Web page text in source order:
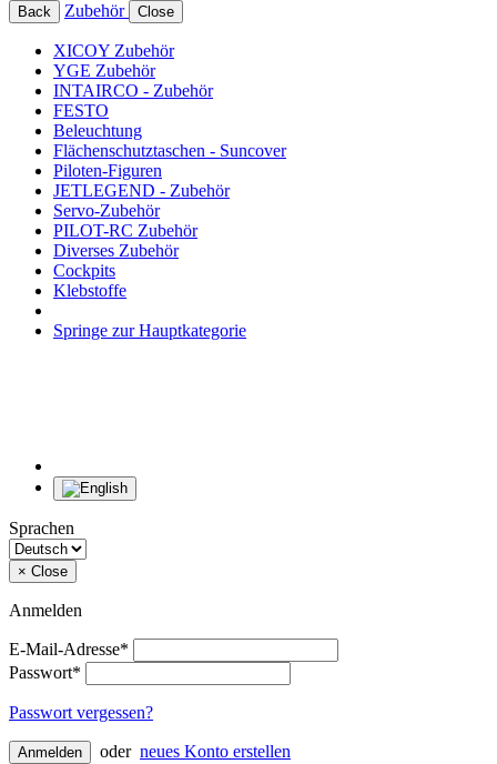
Back Zubehör Close
XICOY Zubehör
YGE Zubehör
INTAIRCO - Zubehör
FESTO
Beleuchtung
Flächenschutztaschen - Suncover
Piloten-Figuren
JETLEGEND - Zubehör
Servo-Zubehör
PILOT-RC Zubehör
Diverses Zubehör
Cockpits
Klebstoffe
Springe zur Hauptkategorie
Sprachen
× Close
Anmelden
E-Mail-Adresse*
Passwort*
Passwort vergessen?
Anmelden oder neues Konto erstellen